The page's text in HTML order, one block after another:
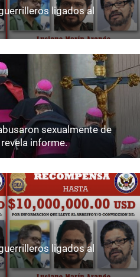
ligados al
sexualmente de
informe.
ligados al